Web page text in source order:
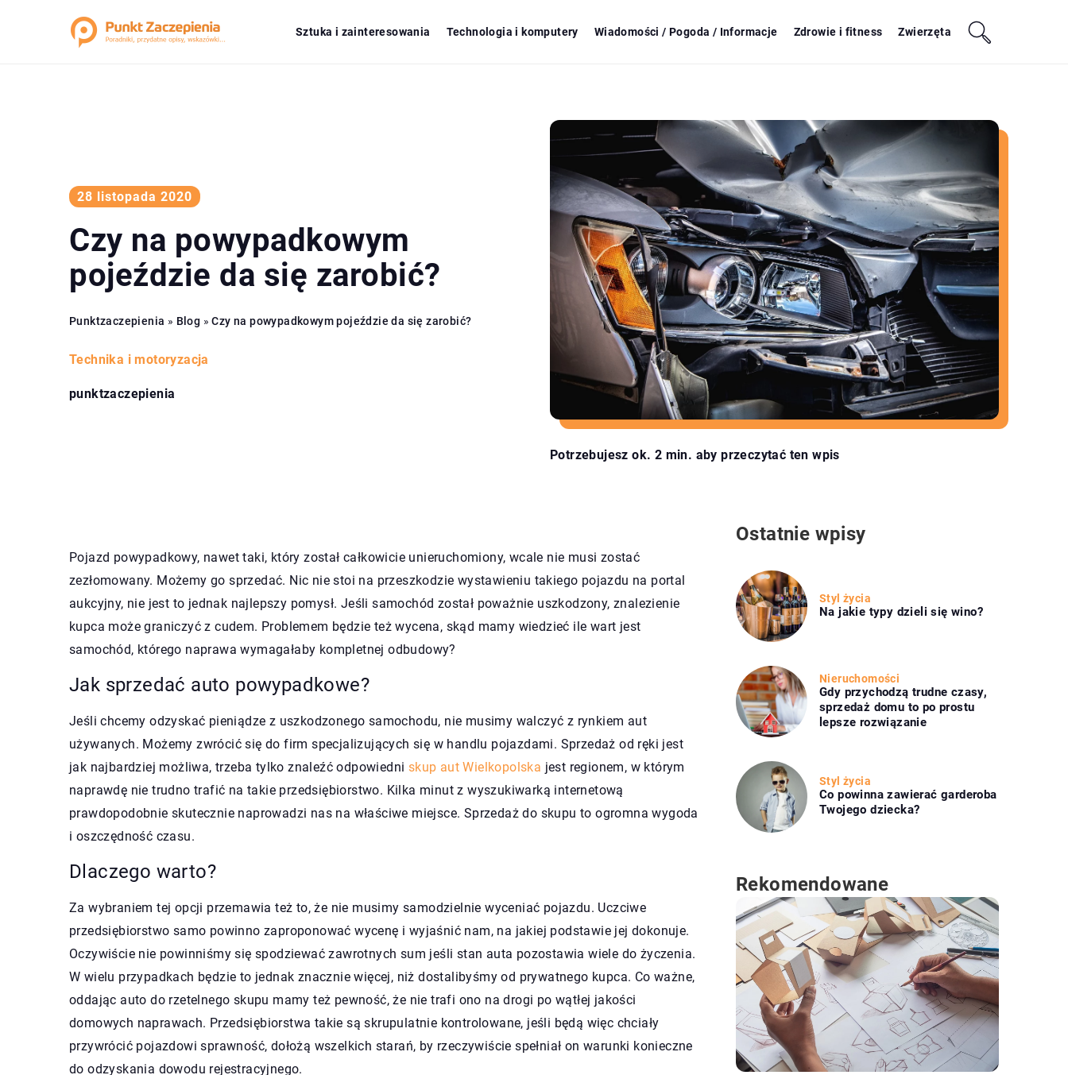
Sztuka i zainteresowania Technologia i komputery Wiadomości / Pogoda / Informacje Zdrowie i fitness Zwierzęta
28 listopada 2020
Czy na powypadkowym
pojeździe da się zarobić?
Punktzaczepienia » Blog »Czy na powypadkowym pojeździe da się zarobić?
Technika i motoryzacja
punktzaczepienia
Potrzebujesz ok. 2 min. aby przeczytać ten wpis
Pojazd powypadkowy, nawet taki, który został całkowicie unieruchomiony, wcale nie musi zostać
zezłomowany. Możemy go sprzedać. Nic nie stoi na przeszkodzie wystawieniu takiego pojazdu na portal
aukcyjny, nie jest to jednak najlepszy pomysł. Jeśli samochód został poważnie uszkodzony, znalezienie
kupca może graniczyć z cudem. Problemem będzie też wycena, skąd mamy wiedzieć ile wart jest
samochód, którego naprawa wymagałaby kompletnej odbudowy?
Jak sprzedać auto powypadkowe?
Jeśli chcemy odzyskać pieniądze z uszkodzonego samochodu, nie musimy walczyć z rynkiem aut
używanych. Możemy zwrócić się do firm specjalizujących się w handlu pojazdami. Sprzedaż od ręki jest
jak najbardziej możliwa, trzeba tylko znaleźć odpowiedni skup aut Wielkopolska jest regionem, w którym
naprawdę nie trudno trafić na takie przedsiębiorstwo. Kilka minut z wyszukiwarką internetową
prawdopodobnie skutecznie naprowadzi nas na właściwe miejsce. Sprzedaż do skupu to ogromna wygoda
i oszczędność czasu.
Dlaczego warto?
Za wybraniem tej opcji przemawia też to, że nie musimy samodzielnie wyceniać pojazdu. Uczciwe
przedsiębiorstwo samo powinno zaproponować wycenę i wyjaśnić nam, na jakiej podstawie jej dokonuje.
Oczywiście nie powinniśmy się spodziewać zawrotnych sum jeśli stan auta pozostawia wiele do życzenia.
W wielu przypadkach będzie to jednak znacznie więcej, niż dostalibyśmy od prywatnego kupca. Co ważne,
oddając auto do rzetelnego skupu mamy też pewność, że nie trafi ono na drogi po wątłej jakości
domowych naprawach. Przedsiębiorstwa takie są skrupulatnie kontrolowane, jeśli będą więc chciały
przywrócić pojazdowi sprawność, dołożą wszelkich starań, by rzeczywiście spełniał on warunki konieczne
do odzyskania dowodu rejestracyjnego.
Ostatnie wpisy
Styl życia
Na jakie typy dzieli się wino?
Nieruchomości
Gdy przychodzą trudne czasy,
sprzedaż domu to po prostu
lepsze rozwiązanie
Styl życia
Co powinna zawierać garderoba
Twojego dziecka?
Rekomendowane